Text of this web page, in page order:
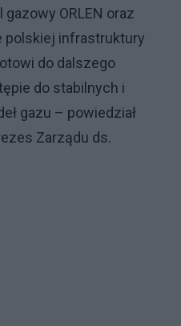
ORLEN oraz
infrastruktury
do dalszego
do stabilnych i
gazu – powiedział
Zarządu ds.